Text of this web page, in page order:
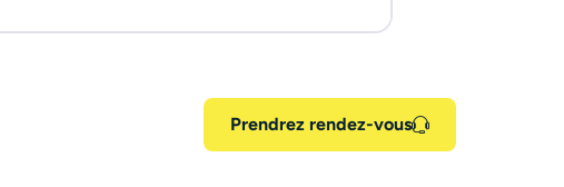
Prendrez rendez-vous